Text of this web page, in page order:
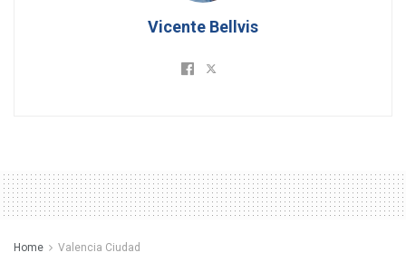
Vicente Bellvis
Home Valencia Ciudad